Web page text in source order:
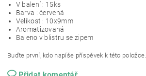
V balení : 15ks
Barva : červená
Velikost : 10x9mm
Aromatizovaná
Baleno v blistru se zipem
Buďte první, kdo napíše příspěvek k této položce.